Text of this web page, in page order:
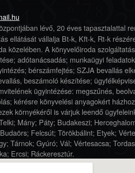
lévő, 20 éves tapasztalattal
ellátását vállalja Bt-k, Kft-k, Rt-k
közelében. A könyvelőiroda
adótanácsadás; munkaügyi
bérszámfejtés; SZJA bevallás
beszámoló készítése;
ügyintézése: megszűnés,
kérésre könyvelési anyagokért
környékéről is várjuk leendő
Mány; Páty; Budakeszi;
Felcsút; Törökbálint; Etyek;
Tárnok; Gyúró; Vál; Vértesacsa;
Ercsi; Ráckeresztúr.